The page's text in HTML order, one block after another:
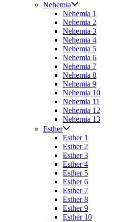
Nehemia
Nehemia 1
Nehemia 2
Nehemia 3
Nehemia 4
Nehemia 5
Nehemia 6
Nehemia 7
Nehemia 8
Nehemia 9
Nehemia 10
Nehemia 11
Nehemia 12
Nehemia 13
Esther
Esther 1
Esther 2
Esther 3
Esther 4
Esther 5
Esther 6
Esther 7
Esther 8
Esther 9
Esther 10